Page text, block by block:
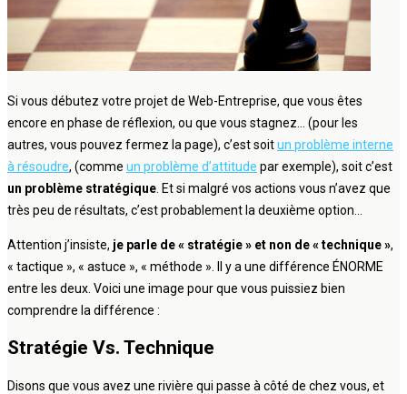
Si vous débutez votre projet de Web-Entreprise, que vous êtes
encore en phase de réflexion, ou que vous stagnez… (pour les
autres, vous pouvez fermez la page), c’est soitun problème interne
à résoudre, (comme un problème d’attitude par exemple), soit c’est
un problème stratégique . Et si malgré vos actions vous n’avez que
très peu de résultats, c’est probablement la deuxième option…
Attention j’insiste, je parle de « stratégie » et non de « technique »,
« tactique », « astuce », « méthode ». Il y a une différence ÉNORME
entre les deux. Voici une image pour que vous puissiez bien
comprendre la différence :
Stratégie Vs. Technique
Disons que vous avez une rivière qui passe à côté de chez vous, et